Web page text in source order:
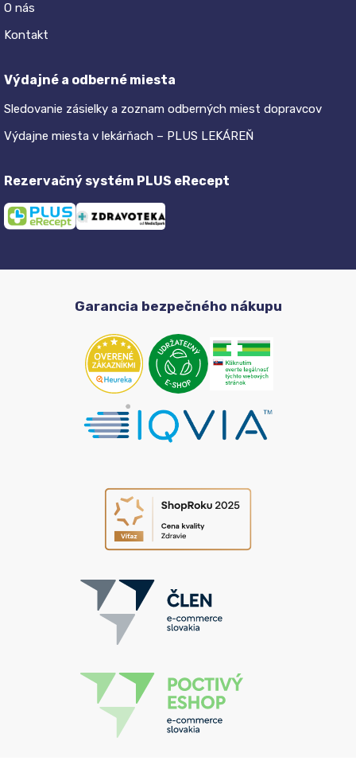
O nás
Kontakt
Výdajné a odberné miesta
Sledovanie zásielky a zoznam odberných miest dopravcov
Výdajne miesta v lekárňach – PLUS LEKÁREŇ
Rezervačný systém PLUS eRecept
Garancia bezpečného nákupu